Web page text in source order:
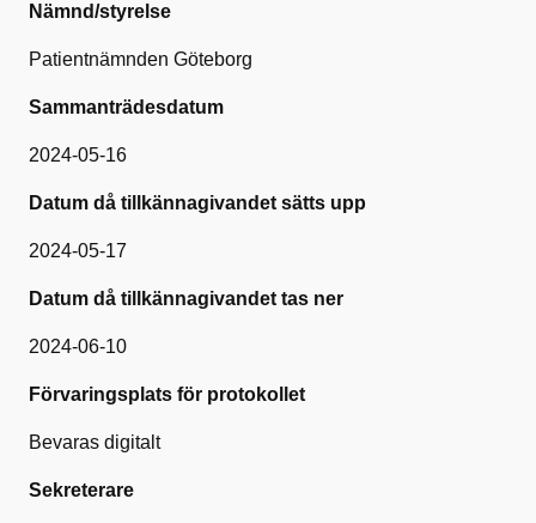
Nämnd/styrelse
Patientnämnden Göteborg
Sammanträdesdatum
2024-05-16
Datum då tillkännagivandet sätts upp
2024-05-17
Datum då tillkännagivandet tas ner
2024-06-10
Förvaringsplats för protokollet
Bevaras digitalt
Sekreterare